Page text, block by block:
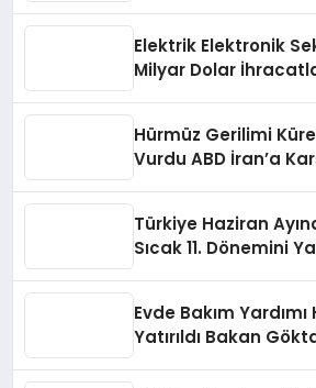
Elektrik Elektronik
Milyar Dolar İhracatla
Hürmüz Gerilimi
Vurdu ABD İran’a
Türkiye Haziran
Sıcak 11. Dönemini
Evde Bakım
Yatırıldı Bakan